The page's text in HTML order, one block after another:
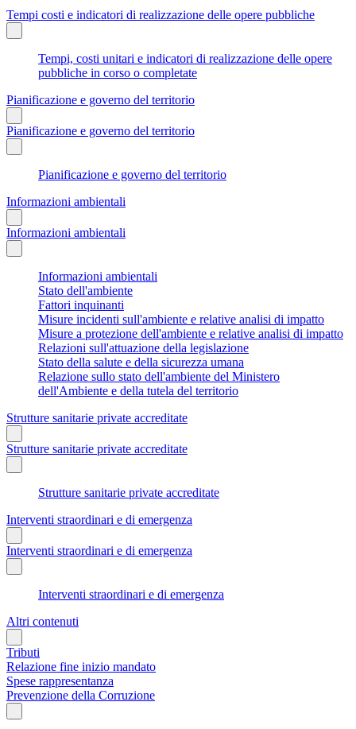
Tempi costi e indicatori di realizzazione delle opere pubbliche
Tempi, costi unitari e indicatori di realizzazione delle opere
pubbliche in corso o completate
Pianificazione e governo del territorio
Pianificazione e governo del territorio
Pianificazione e governo del territorio
Informazioni ambientali
Informazioni ambientali
Informazioni ambientali
Stato dell'ambiente
Fattori inquinanti
Misure incidenti sull'ambiente e relative analisi di impatto
Misure a protezione dell'ambiente e relative analisi di impatto
Relazioni sull'attuazione della legislazione
Stato della salute e della sicurezza umana
Relazione sullo stato dell'ambiente del Ministero
dell'Ambiente e della tutela del territorio
Strutture sanitarie private accreditate
Strutture sanitarie private accreditate
Strutture sanitarie private accreditate
Interventi straordinari e di emergenza
Interventi straordinari e di emergenza
Interventi straordinari e di emergenza
Altri contenuti
Tributi
Relazione fine inizio mandato
Spese rappresentanza
Prevenzione della Corruzione